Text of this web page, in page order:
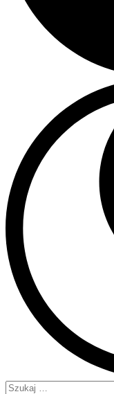
Szukaj: